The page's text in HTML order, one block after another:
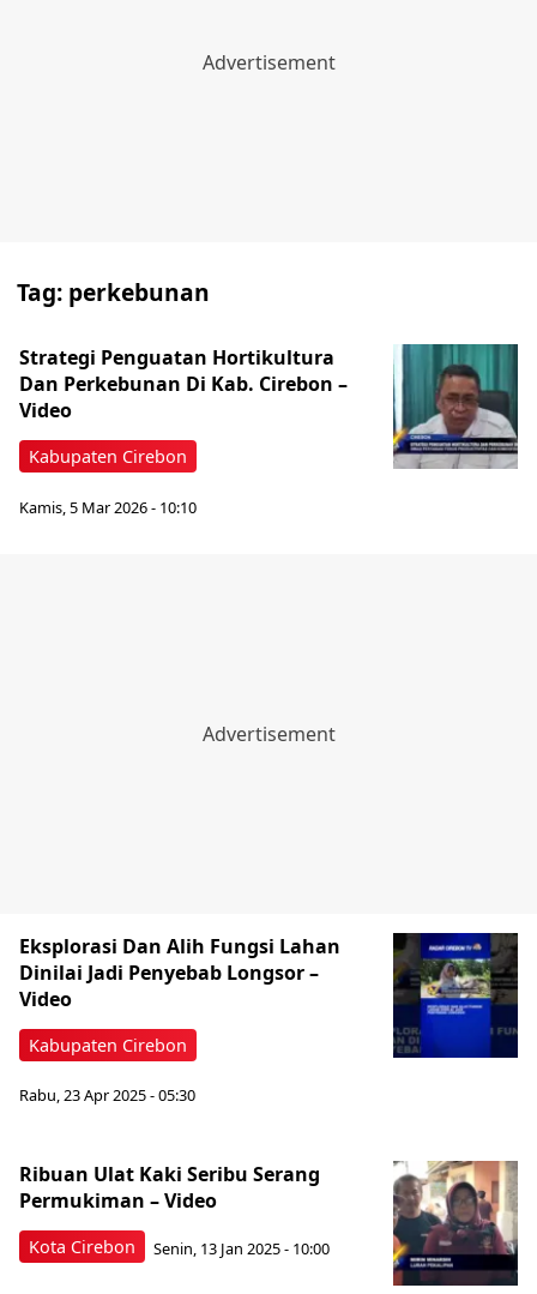
Tag: perkebunan
Kabupaten Cirebon
Strategi Penguatan Hortikultura
Dan Perkebunan Di Kab. Cirebon –
Video
Kamis, 5 Mar 2026 - 10:10
Kabupaten Cirebon
Eksplorasi Dan Alih Fungsi Lahan
Dinilai Jadi Penyebab Longsor –
Video
Rabu, 23 Apr 2025 - 05:30
Kota Cirebon
Ribuan Ulat Kaki Seribu Serang
Permukiman – Video
Senin, 13 Jan 2025 - 10:00